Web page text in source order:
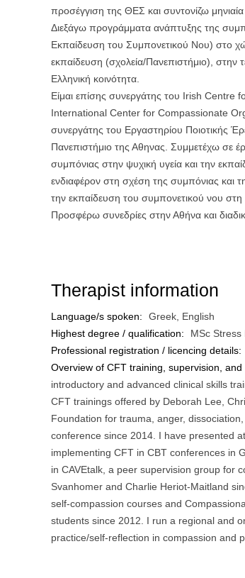
προσέγγιση της ΘΕΣ και συντονίζω
Διεξάγω προγράμματα ανάπτυξης της
Εκπαίδευση του Συμπονετικού Νου) στο
εκπαίδευση (σχολεία/Πανεπιστήμιο), στην
Ελληνική κοινότητα.
Είμαι επίσης συνεργάτης του Irish
International Center for Compassionate
συνεργάτης του Εργαστηρίου Ποιοτικής
Πανεπιστήμιο της Αθηνας. Συμμετέχω σε
συμπόνιας στην ψυχική υγεία και την
ενδιαφέρον στη σχέση της συμπόνιας και
την εκπαίδευση του συμπονετικού νου στη
Προσφέρω συνεδρίες στην Αθήνα και
Therapist information
Language/s spoken:
Greek, English
Highest degree / qualification:
MSc
Professional registration / licencing details:
Overview of CFT training, supervision, and
introductory and advanced clinical skills
CFT trainings offered by Deborah Lee,
Foundation for trauma, anger,
conference since 2014. I have presented
implementing CFT in CBT conferences in
in CAVEtalk, a peer supervision group for
Svanhomer and Charlie Heriot-Maitland
self-compassion courses and
students since 2012. Ι run a regional and
practice/self-reflection in compassion and